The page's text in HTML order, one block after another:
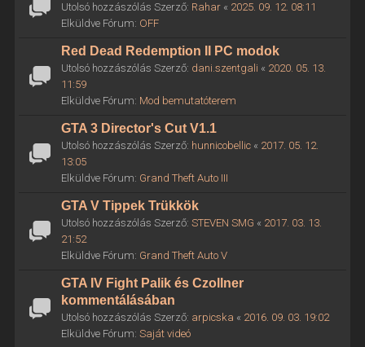
Utolsó hozzászólás Szerző: Rahar« 2025. 09. 12. 08:11
Elküldve Fórum: OFF
Red Dead Redemption II PC modok
Utolsó hozzászólás Szerző: dani.szentgali « 2020. 05. 13.
11:59
Elküldve Fórum: Mod bemutatóterem
GTA 3 Director's Cut V1.1
Utolsó hozzászólás Szerző: hunnicobellic« 2017. 05. 12.
13:05
Elküldve Fórum: Grand Theft Auto III
GTA V Tippek Trükkök
Utolsó hozzászólás Szerző: STEVEN SMG « 2017. 03. 13.
21:52
Elküldve Fórum: Grand Theft Auto V
GTA IV Fight Palik és Czollner
kommentálásában
Utolsó hozzászólás Szerző: arpicska « 2016. 09. 03. 19:02
Elküldve Fórum: Saját videó